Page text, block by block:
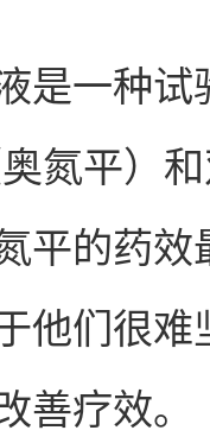
是一种
氮平）
平的药
他们很
善疗效。